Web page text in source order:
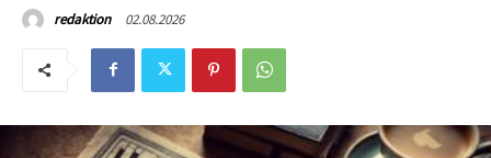
redaktion 02.08.2026